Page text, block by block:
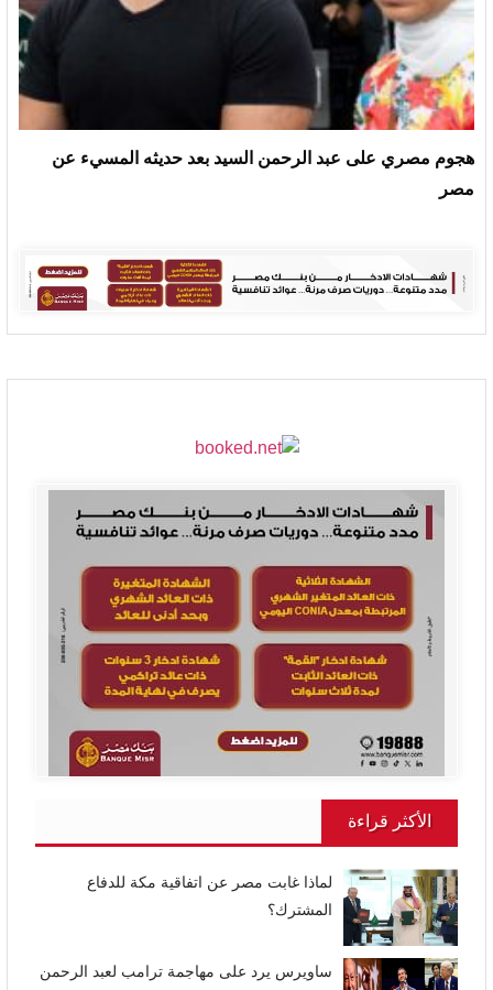
هجوم مصري على عبد الرحمن السيد بعد حديثه المسيء عن
مصر
الأكثر قراءة
لماذا غابت مصر عن اتفاقية مكة للدفاع
المشترك؟
ساويرس يرد على مهاجمة ترامب لعبد الرحمن